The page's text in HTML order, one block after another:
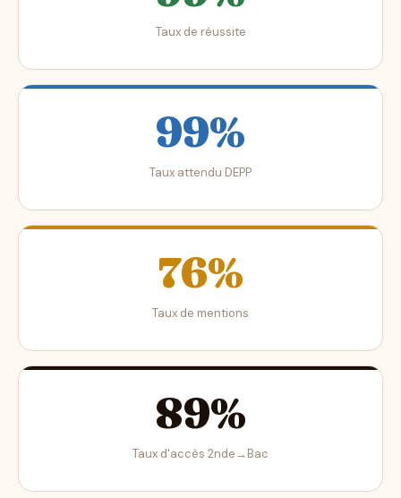
Taux de réussite
99%
Taux attendu DEPP
76%
Taux de mentions
89%
Taux d'accès 2nde→Bac